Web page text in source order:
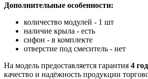
Дополнительные особенности:
количество модулей - 1 шт
наличие крыла - есть
сифон - в комплекте
отверстие под смеситель - нет
На модель предоставляется гарантия 4
качество и надёжность продукции